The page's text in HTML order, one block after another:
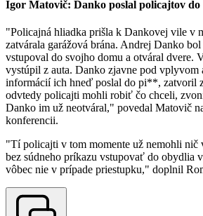
Igor Matovič: Danko poslal policajtov
"Policajná hliadka prišla k Dankovej vile v
zatvárala garážová brána. Andrej Danko
vstupoval do svojho domu a otváral dvere.
vystúpil z auta. Danko zjavne pod
informácií ich hneď poslal do pi**, zatvoril
odvtedy policajti mohli robiť čo chceli,
Danko im už neotváral," povedal Matovič
konferencii.
"Tí policajti v tom momente už nemohli
bez súdneho príkazu vstupovať do obydlia
vôbec nie v prípade priestupku," doplnil